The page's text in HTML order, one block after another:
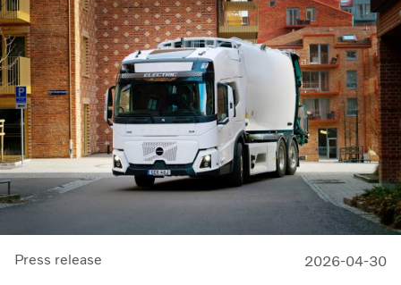
Press release 2026-04-30